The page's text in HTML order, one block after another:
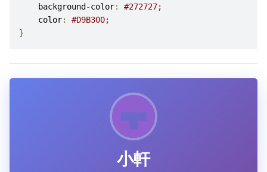
    background
-color:
#272727;
    color
:
#D9B300;
}
小軒